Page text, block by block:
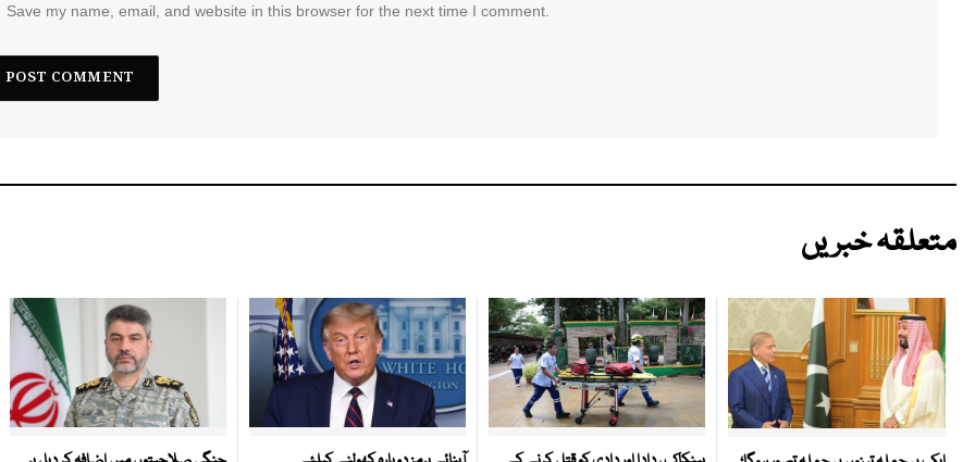
Save my name, email, and website in this browser for the next time I comment.
متعلقہ خبریں